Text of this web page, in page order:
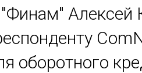
Алексей
оборотного